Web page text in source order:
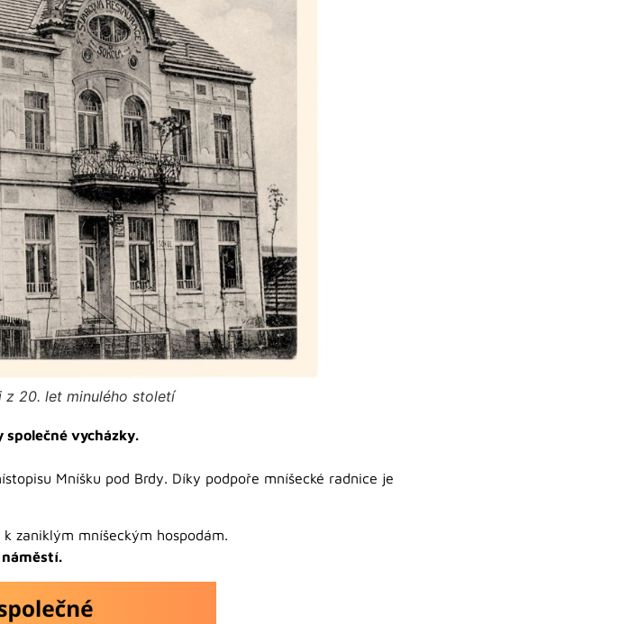
z 20. let minulého století
vycházky.
Mníšku pod Brdy. Díky podpoře mníšecké radnice je
zaniklým mníšeckým hospodám.